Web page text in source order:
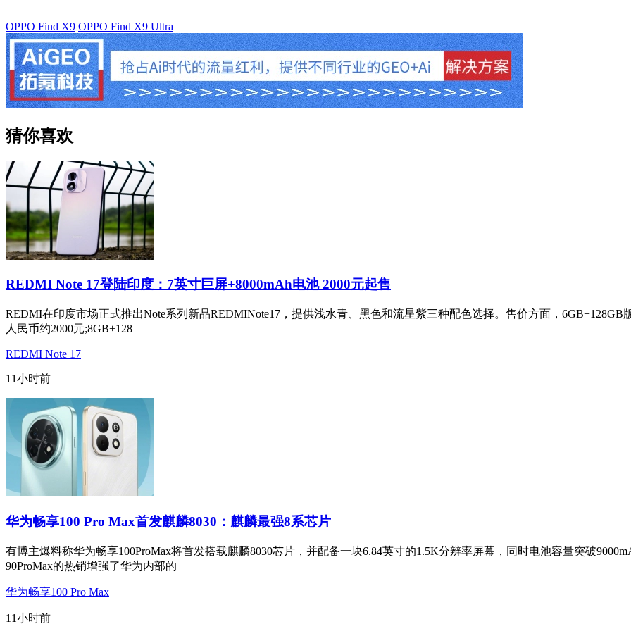
OPPO Find X9 OPPO Find X9 Ultra
猜你喜欢
REDMI Note 17登陆印度：7英寸巨屏+8000mAh电池 2000元起售
REDMI在印度市场正式推出Note系列新品REDMINote17，提供浅水青、黑色和流星紫三种配色选择。售价方面，6GB+128GB
人民币约2000元;8GB+128
REDMI Note 17
11小时前
华为畅享100 Pro Max首发麒麟8030：麒麟最强8系芯片
有博主爆料称华为畅享100ProMax将首发搭载麒麟8030芯片，并配备一块6.84英寸的1.5K分辨率屏幕，同时电池容量突破
90ProMax的热销增强了华为内部的
华为畅享100 Pro Max
11小时前